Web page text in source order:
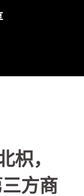
枳，
方商